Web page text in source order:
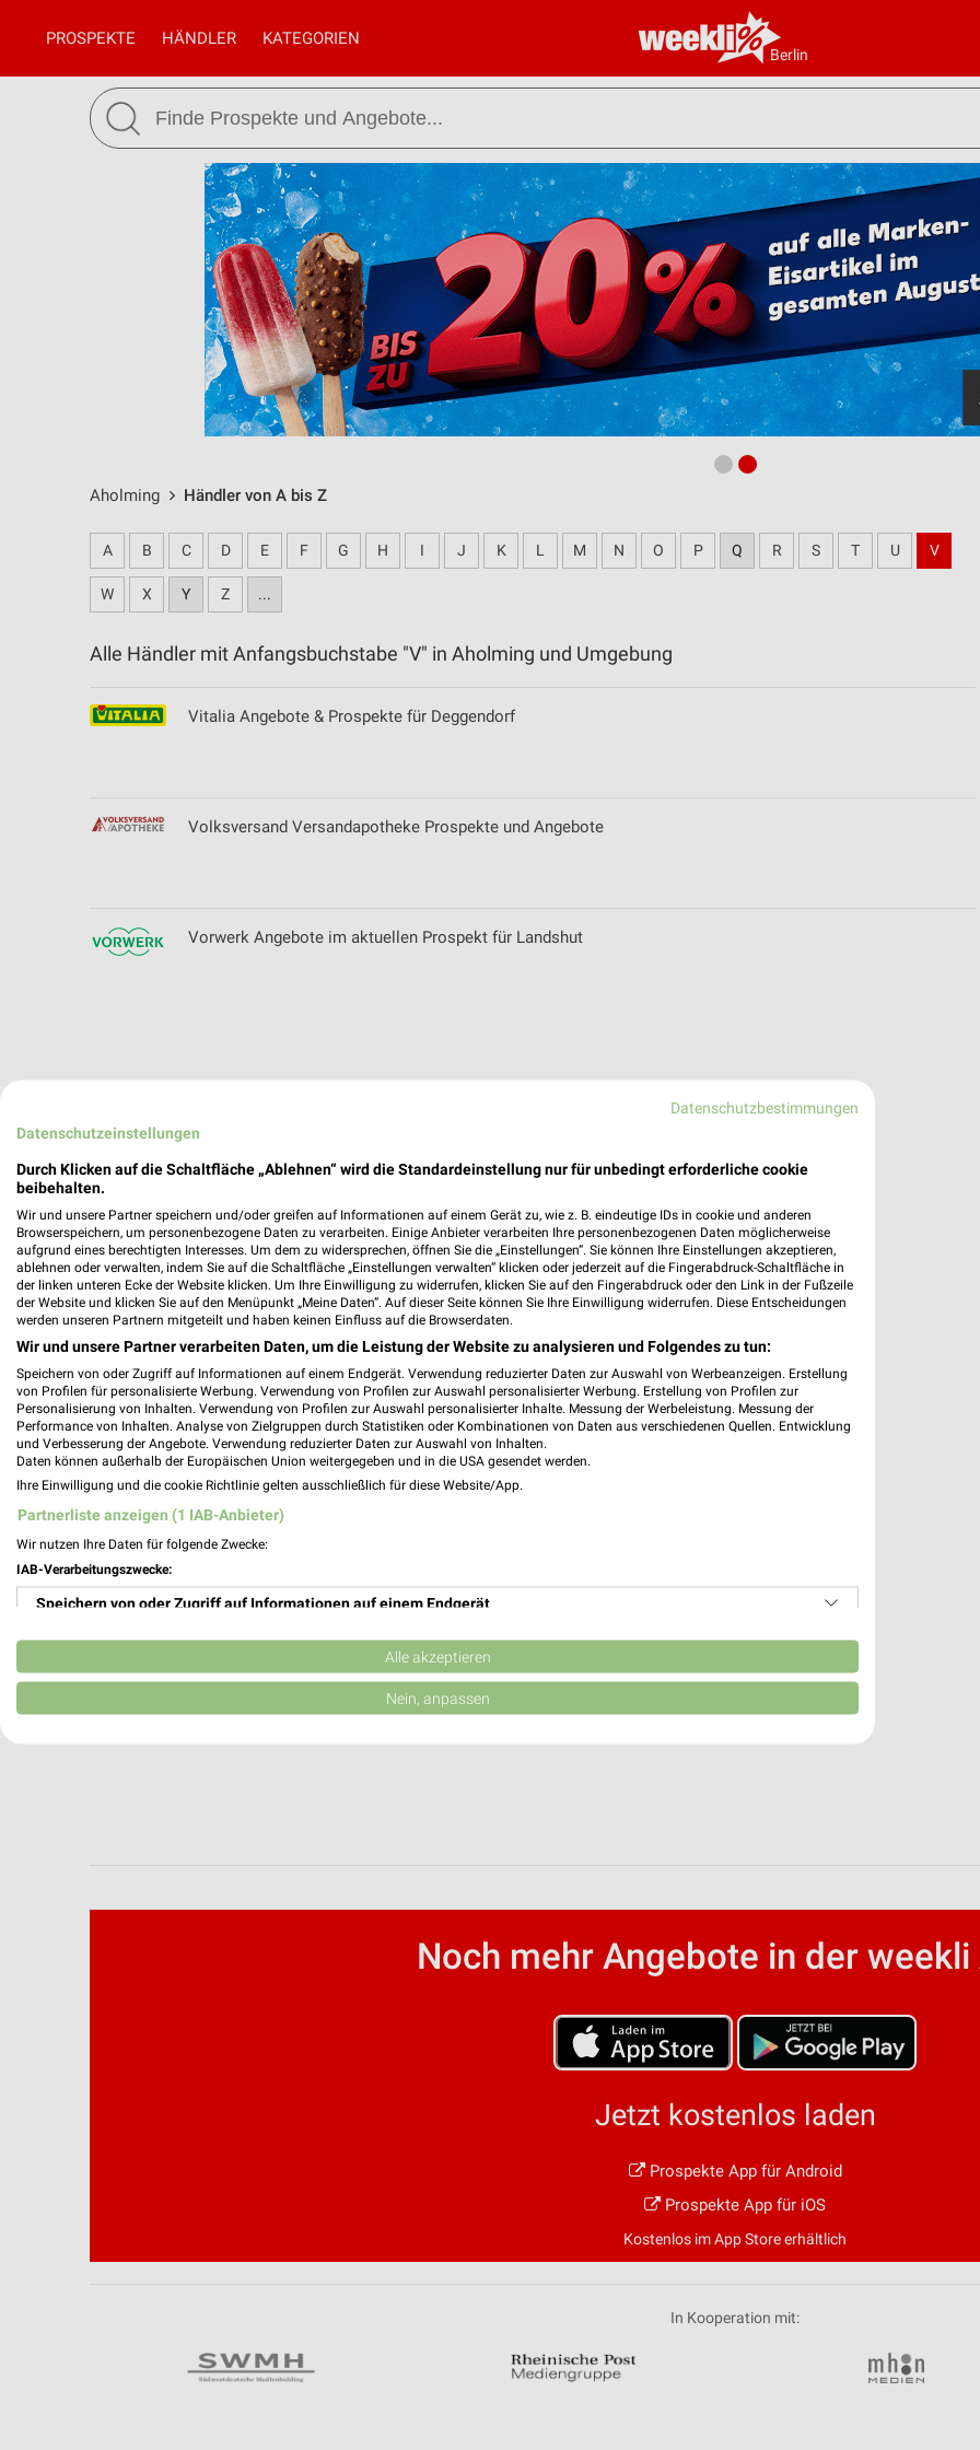
Berlin
PROSPEKTE HÄNDLER KATEGORIEN
Aholming Händler von A bis Z
A B C D E F G H I J K L M N O P Q R S T U V
W X Y Z ...
Alle Händler mit Anfangsbuchstabe "V" in Aholming und Umgebung
Vitalia Angebote & Prospekte für Deggendorf
Volksversand Versandapotheke Prospekte und Angebote
Vorwerk Angebote im aktuellen Prospekt für Landshut
Noch mehr Angebote in der weekli
Jetzt kostenlos laden
Prospekte App für Android
Prospekte App für iOS
Kostenlos im App Store erhältlich
In Kooperation mit:
Datenschutzbestimmungen
Datenschutzeinstellungen
Durch Klicken auf die Schaltfläche „Ablehnen“ wird die Standardeinstellung nur für unbedingt erforderliche cookie
beibehalten.
Wir und unsere Partner speichern und/oder greifen auf Informationen auf einem Gerät zu, wie z. B. eindeutige IDs in cookie und anderen
Browserspeichern, um personenbezogene Daten zu verarbeiten. Einige Anbieter verarbeiten Ihre personenbezogenen Daten möglicherweise
aufgrund eines berechtigten Interesses. Um dem zu widersprechen, öffnen Sie die „Einstellungen“. Sie können Ihre Einstellungen akzeptieren,
ablehnen oder verwalten, indem Sie auf die Schaltfläche „Einstellungen verwalten“ klicken oder jederzeit auf die Fingerabdruck-Schaltfläche in
der linken unteren Ecke der Website klicken. Um Ihre Einwilligung zu widerrufen, klicken Sie auf den Fingerabdruck oder den Link in der Fußzeile
der Website und klicken Sie auf den Menüpunkt „Meine Daten“. Auf dieser Seite können Sie Ihre Einwilligung widerrufen. Diese Entscheidungen
werden unseren Partnern mitgeteilt und haben keinen Einfluss auf die Browserdaten.
Wir und unsere Partner verarbeiten Daten, um die Leistung der Website zu analysieren und Folgendes zu tun:
Speichern von oder Zugriff auf Informationen auf einem Endgerät. Verwendung reduzierter Daten zur Auswahl von Werbeanzeigen. Erstellung
von Profilen für personalisierte Werbung. Verwendung von Profilen zur Auswahl personalisierter Werbung. Erstellung von Profilen zur
Personalisierung von Inhalten. Verwendung von Profilen zur Auswahl personalisierter Inhalte. Messung der Werbeleistung. Messung der
Performance von Inhalten. Analyse von Zielgruppen durch Statistiken oder Kombinationen von Daten aus verschiedenen Quellen. Entwicklung
und Verbesserung der Angebote. Verwendung reduzierter Daten zur Auswahl von Inhalten.
Daten können außerhalb der Europäischen Union weitergegeben und in die USA gesendet werden.
Ihre Einwilligung und die cookie Richtlinie gelten ausschließlich für diese Website/App.
Partnerliste anzeigen (1 IAB-Anbieter)
Wir nutzen Ihre Daten für folgende Zwecke:
IAB-Verarbeitungszwecke:
Speichern von oder Zugriff auf Informationen auf einem Endgerät
Verwendung reduzierter Daten zur Auswahl von Werbeanzeigen
Erstellung von Profilen für personalisierte Werbung
Analyse von Zielgruppen durch Statistiken oder Kombinationen von Daten aus verschiedenen
Alle akzeptieren
Nein, anpassen